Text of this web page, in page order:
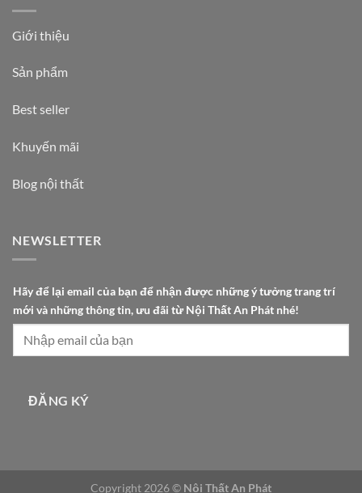
Giới thiệu
Sản phẩm
Best seller
Khuyến mãi
Blog nội thất
NEWSLETTER
n
Hãy để lại email của bạn để nhận được những ý tưởng trang trí
mới và những thông tin, ưu đãi từ Nội Thất An Phát nhé!
ĐĂNG KÝ
Copyright 2026 © Nội Thất An Phát